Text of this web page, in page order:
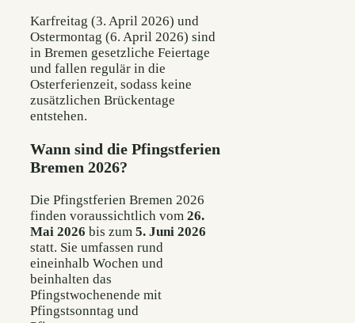
Karfreitag (3. April 2026) und
Ostermontag (6. April 2026) sind
in Bremen gesetzliche Feiertage
und fallen regulär in die
Osterferienzeit, sodass keine
zusätzlichen Brückentage
entstehen.
Wann sind die Pfingstferien
Bremen 2026?
Die Pfingstferien Bremen 2026
finden voraussichtlich vom 26.
Mai 2026 bis zum 5. Juni 2026
statt. Sie umfassen rund
eineinhalb Wochen und
beinhalten das
Pfingstwochenende mit
Pfingstsonntag und